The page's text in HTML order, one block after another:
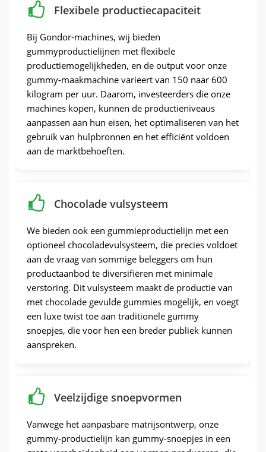
Flexibele productiecapaciteit
Bij Gondor-machines, wij bieden
gummyproductielijnen met flexibele
productiemogelijkheden, en de output voor onze
gummy-maakmachine varieert van 150 naar 600
kilogram per uur. Daarom, investeerders die onze
machines kopen, kunnen de productieniveaus
aanpassen aan hun eisen, het optimaliseren van het
gebruik van hulpbronnen en het efficiënt voldoen
aan de marktbehoeften.
Chocolade vulsysteem
We bieden ook een gummieproductielijn met een
optioneel chocoladevulsysteem, die precies voldoet
aan de vraag van sommige beleggers om hun
productaanbod te diversifiëren met minimale
verstoring. Dit vulsysteem maakt de productie van
met chocolade gevulde gummies mogelijk, en voegt
een luxe twist toe aan traditionele gummy
snoepjes, die voor hen een breder publiek kunnen
aanspreken.
Veelzijdige snoepvormen
Vanwege het aanpasbare matrijsontwerp, onze
gummy-productielijn kan gummy-snoepjes in een